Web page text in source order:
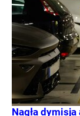
Nagła